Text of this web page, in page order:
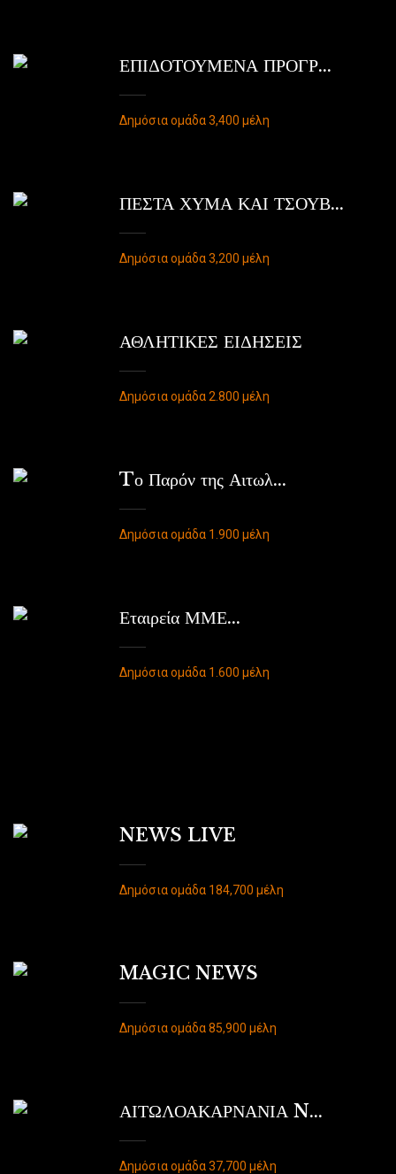
ΕΠΙΔΟΤΟΥΜΕΝΑ ΠΡΟΓΡ...
Δημόσια ομάδα 3,400 μέλη
ΠΕΣΤΑ ΧΥΜΑ ΚΑΙ ΤΣΟΥΒ...
Δημόσια ομάδα 3,200 μέλη
ΑΘΛΗΤΙΚΕΣ ΕΙΔΗΣΕΙΣ
Δημόσια ομάδα 2.800 μέλη
Tο Παρόν της Αιτωλ...
Δημόσια ομάδα 1.900 μέλη
Εταιρεία ΜΜΕ...
Δημόσια ομάδα 1.600 μέλη
NEWS LIVE
Δημόσια ομάδα 184,700 μέλη
MAGIC NEWS
Δημόσια ομάδα 85,900 μέλη
ΑΙΤΩΛΟΑΚΑΡΝΑΝΙΑ N...
Δημόσια ομάδα 37,700 μέλη